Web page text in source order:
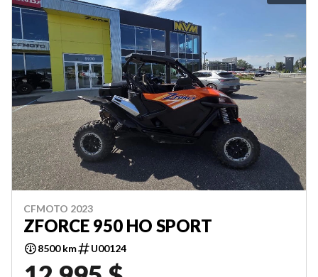
CFMOTO 2023
ZFORCE 950 HO SPORT
8500 km U00124